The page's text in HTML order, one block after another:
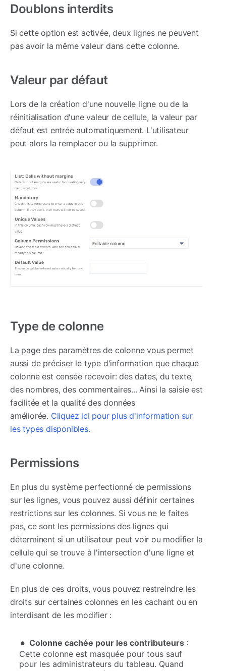
Doublons interdits
Si cette option est activée, deux lignes ne peuvent
pas avoir la même valeur dans cette colonne.
Valeur par défaut
Lors de la création d'une nouvelle ligne ou de la
réinitialisation d'une valeur de cellule, la valeur par
défaut est entrée automatiquement. L'utilisateur
peut alors la remplacer ou la supprimer.
Type de colonne
La page des paramètres de colonne vous permet
aussi de préciser le type d'information que chaque
colonne est censée recevoir: des dates, du texte,
des nombres, des commentaires... Ainsi la saisie est
facilitée et la qualité des données
améliorée. Cliquez ici pour plus d'information sur
les types disponibles.
Permissions
En plus du système perfectionné de permissions
sur les lignes, vous pouvez aussi définir certaines
restrictions sur les colonnes. Si vous ne le faites
pas, ce sont les permissions des lignes qui
déterminent si un utilisateur peut voir ou modifier la
cellule qui se trouve à l'intersection d'une ligne et
d'une colonne.
En plus de ces droits, vous pouvez restreindre les
droits sur certaines colonnes en les cachant ou en
interdisant de les modifier :
Colonne cachée pour les contributeurs :
Cette colonne est masquée pour tous sauf
pour les administrateurs du tableau. Quand